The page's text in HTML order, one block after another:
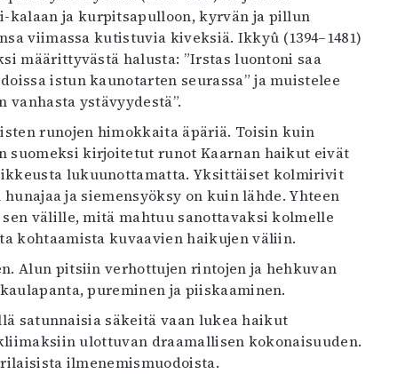
kalaan ja kurpitsapulloon, kyrvän ja pillun
viimassa kutistuvia kiveksiä. Ikkyû (1394–1481)
määrittyvästä halusta: ”Irstas luontoni saa
istun kaunotarten seurassa” ja muistelee
ystävyydestä”.
runojen himokkaita äpäriä. Toisin kuin
suomeksi kirjoitetut runot Kaarnan haikut eivät
lukuunottamatta. Yksittäiset kolmirivit
ja siemensyöksy on kuin lähde. Yhteen
välille, mitä mahtuu sanottavaksi kolmelle
kohtaamista kuvaavien haikujen väliin.
Alun pitsiin verhottujen rintojen ja hehkuvan
pureminen ja piiskaaminen.
satunnaisia säkeitä vaan lukea haikut
ulottuvan draamallisen kokonaisuuden.
ilmenemismuodoista.